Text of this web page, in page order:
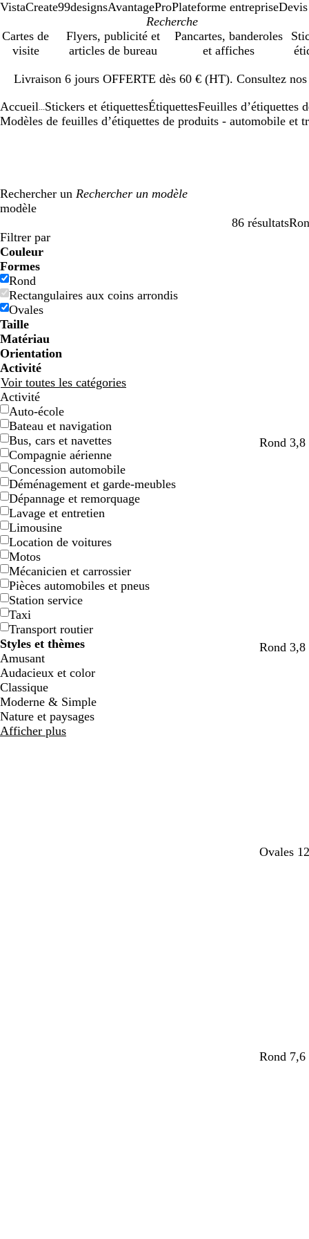
VistaCreate99designsAvantageProPlateforme entreprise
Cartes de
visite
Flyers, publicité et
articles de bureau
Pancartes, banderoles
et affiches
Livraison 6 jours OFFERTE dès 60 € (HT). Consultez
1
Accueil Stickers et étiquettesÉtiquettesFeuilles d’étiquettes
Modèles de feuilles d’étiquettes de produits - automobile et
Rechercher un
modèle
86 résultats
Filtres
Filtrer par
Couleur
B
l
e
u
B
l
e
u
V
e
r
t
V
e
r
t
J
a
u
n
e
J
a
u
n
e
O
r
a
n
g
e
O
r
a
n
g
e
R
o
u
g
e
R
o
u
g
e
G
r
i
s
G
r
i
s
B
l
a
n
c
B
l
a
n
c
N
o
i
r
N
o
i
r
M
a
r
r
o
n
M
a
r
r
o
n
C
r
è
m
e
C
r
è
m
e
V
i
o
l
e
t
V
i
o
l
e
t
R
o
s
e
R
o
s
e
Formes
Rond
Rectangulaires aux coins arrondis
Ovales
Taille
Matériau
Orientation
Activité
Voir toutes les catégories
Activité
Auto-école
Bateau et navigation
Bus, cars et navettes
Compagnie aérienne
Concession automobile
Déménagement et garde-meubles
Dépannage et remorquage
Lavage et entretien
Limousine
Location de voitures
Motos
Mécanicien et carrossier
Pièces automobiles et pneus
Station service
Taxi
Transport routier
Styles et thèmes
Amusant
Audacieux et color
Classique
Moderne & Simple
Nature et paysages
Afficher plus
Rond
n
n
Rond
Ovales
Rond